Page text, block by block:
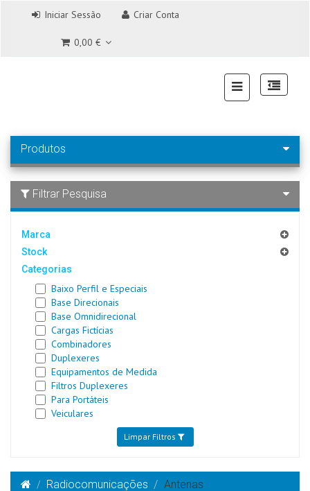
Iniciar Sessão Criar Conta
0,00 €
Produtos
Filtrar Pesquisa
Marca
Stock
Categorias
Baixo Perfil e Especiais
Base Direcionais
Base Omnidirecional
Cargas Fictícias
Combinadores
Duplexeres
Equipamentos de Medida
Filtros Duplexeres
Para Portáteis
Veiculares
Limpar Filtros
Radiocomunicações Antenas